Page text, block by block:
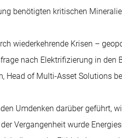
benötigten kritischen
wiederkehrende Krisen –
nach Elektrifizierung in den
Head of Multi-Asset Solutions
Umdenken darüber geführt,
Vergangenheit wurde